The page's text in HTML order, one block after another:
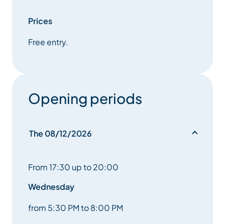
Prices
Free entry.
Opening periods
The 08/12/2026
From 17:30 up to 20:00
Wednesday
from 5:30 PM to 8:00 PM